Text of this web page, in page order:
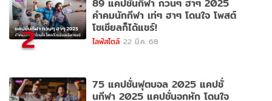
2
89 แคปชั่นกีฬา กวนๆ ฮาๆ 2025
คำคมนักกีฬา เท่ๆ ฮาๆ โดนใจ โพสต์
โซเชียลก็ได้แชร์!
ไลฟ์สไตล์ 22 มี.ค. 68
75 แคปชั่นฟุตบอล 2025 แคปชั่
นกีฬา 2025 แคปชั่นอกหัก โดนใจ